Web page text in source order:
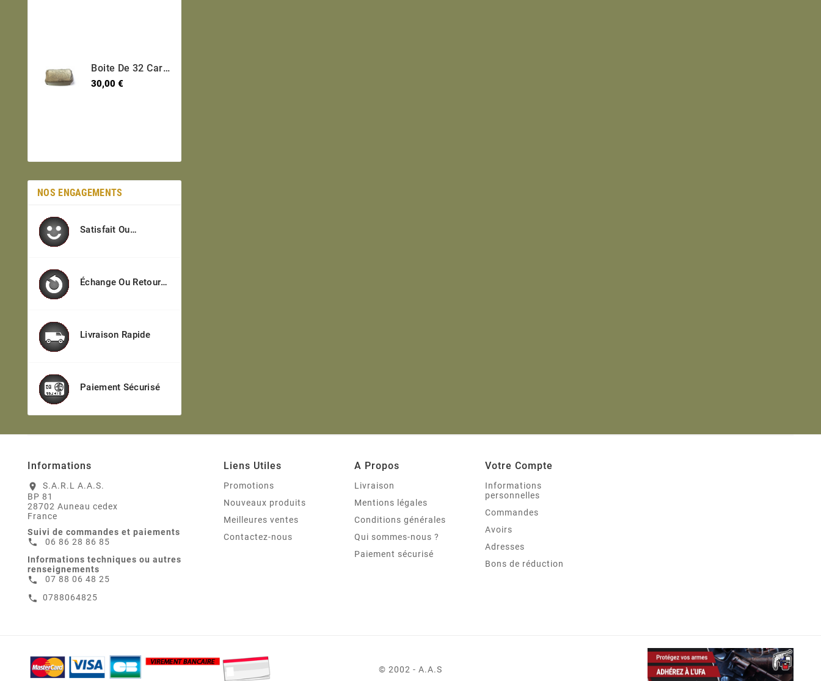
Boite De 32 Cartouches 7.65 Long Etui Laiton Categorie B Ref 600
30,00 €
NOS ENGAGEMENTS
Satisfait Ou
Échange Ou Retour
Livraison Rapide
Paiement Sécurisé
Informations
location_on
S.A.R.L A.A.S.
BP 81
28702 Auneau cedex
France
Suivi de commandes et paiements
call
06 86 28 86 85
Informations techniques ou autres
renseignements
call 07 88 06 48 25
call 0788064825
Liens Utiles
Promotions
Nouveaux produits
Meilleures ventes
Contactez-nous
A Propos
Livraison
Mentions légales
Conditions générales
Qui sommes-nous ?
Paiement sécurisé
Votre Compte
Informations
personnelles
Commandes
Avoirs
Adresses
Bons de réduction
© 2002 - A.A.S